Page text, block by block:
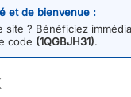
et de bienvenue :
site ? Bénéficiez
code (1QGBJH31).